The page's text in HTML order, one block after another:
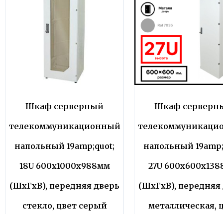
Шкаф серверный
телекоммуникационный
напольный 19amp;quot;
18U 600x1000x988мм
(ШхГхВ), передняя дверь
стекло, цвет серый
Шкаф
напольный
27U
(ШхГхВ), передняя
металлическая,